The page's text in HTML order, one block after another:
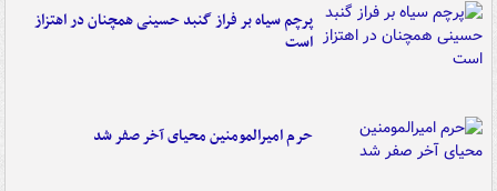
پرچم سیاه بر فراز گنبد حسینی همچنان در اهتزاز
است
حرم امیرالمومنین محیای آخر صفر شد